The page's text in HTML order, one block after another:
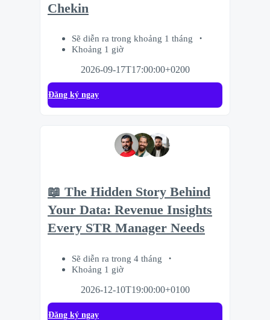
Chekin
Sẽ diễn ra trong khoảng 1 tháng
Khoảng 1 giờ
2026-09-17T17:00:00+0200
Đăng ký ngay
📖 The Hidden Story Behind
Your Data: Revenue Insights
Every STR Manager Needs
Sẽ diễn ra trong 4 tháng
Khoảng 1 giờ
2026-12-10T19:00:00+0100
Đăng ký ngay